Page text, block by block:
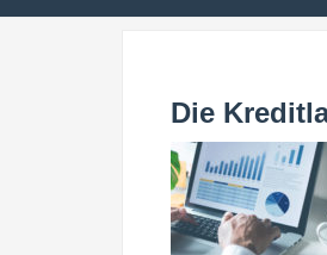
Die